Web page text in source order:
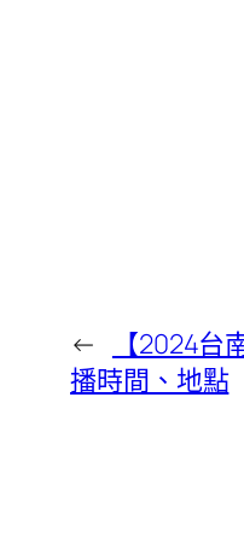
←
【2024
播時間、地點